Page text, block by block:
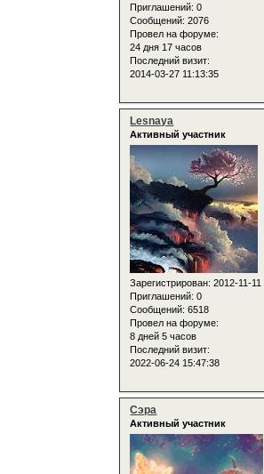
Приглашений: 0
Сообщений: 2076
Провел на форуме:
24 дня 17 часов
Последний визит:
2014-03-27 11:13:35
Lesnaya
Активный участник
Зарегистрирован: 2012-11-11
Приглашений: 0
Сообщений: 6518
Провел на форуме:
8 дней 5 часов
Последний визит:
2022-06-24 15:47:38
Сэра
Активный участник